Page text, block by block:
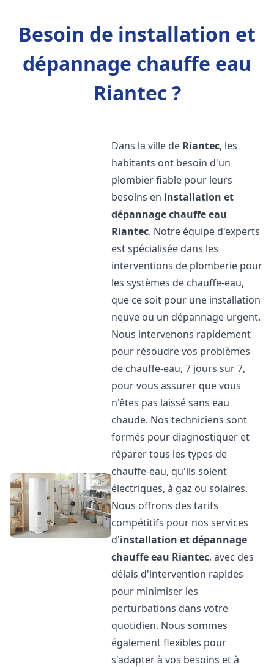
Besoin de installation et
dépannage chauffe eau
Riantec ?
Dans la ville de Riantec, les
habitants ont besoin d'un
plombier fiable pour leurs
besoins en installation et
dépannage chauffe eau
Riantec. Notre équipe d'experts
est spécialisée dans les
interventions de plomberie pour
les systèmes de chauffe-eau,
que ce soit pour une installation
neuve ou un dépannage urgent.
Nous intervenons rapidement
pour résoudre vos problèmes
de chauffe-eau, 7 jours sur 7,
pour vous assurer que vous
n'êtes pas laissé sans eau
chaude. Nos techniciens sont
formés pour diagnostiquer et
réparer tous les types de
chauffe-eau, qu'ils soient
électriques, à gaz ou solaires.
Nous offrons des tarifs
compétitifs pour nos services
d'installation et dépannage
chauffe eau Riantec, avec des
délais d'intervention rapides
pour minimiser les
perturbations dans votre
quotidien. Nous sommes
également flexibles pour
s'adapter à vos besoins et à